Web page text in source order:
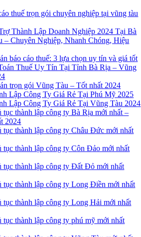
thuế trọn gói chuyên nghiệp tại vũng tàu
Thành Lập Doanh Nghiệp 2024 Tại Bà
– Chuyên Nghiệp, Nhanh Chóng, Hiệu
báo cáo thuế: 3 lựa chọn uy tín và giá tốt
Thuế Uy Tín Tại Tỉnh Bà Rịa – Vũng
trọn gói Vũng Tàu – Tốt nhất 2024
Lập Công Ty Giá Rẻ Tại Phú Mỹ 2025
Lập Công Ty Giá Rẻ Tại Vũng Tàu 2024
tục thành lập công ty Bà Rịa mới nhất –
2024
tục thành lập công ty Châu Đức mới nhất
tục thành lập công ty Côn Đảo mới nhất
tục thành lập công ty Đất Đỏ mới nhất
tục thành lập công ty Long Điền mới nhất
tục thành lập công ty Long Hải mới nhất
tục thành lập công ty phú mỹ mới nhất